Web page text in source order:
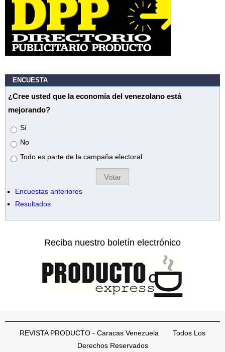
ENCUESTA
¿Cree usted que la economía del venezolano está
mejorando?
Opciones
Sí
No
Todo es parte de la campaña electoral
Encuestas anteriores
Resultados
Reciba nuestro boletín electrónico
REVISTA PRODUCTO - Caracas Venezuela Todos Los
Derechos Reservados